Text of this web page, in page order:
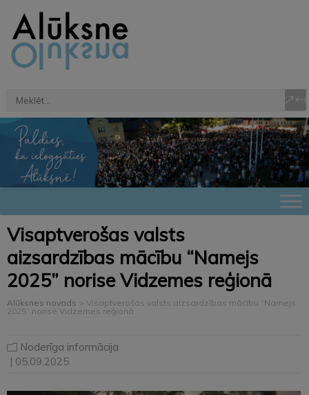
Visaptverošas valsts
aizsardzības mācību “Namejs
2025” norise Vidzemes reģionā
Alūksnes novads > Visaptverošas valsts aizsardzības mācību “Namejs
2025” norise Vidzemes reģionā
Noderīga informācija
| 05.09.2025